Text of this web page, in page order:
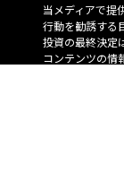
当メディアで提
行動を勧誘する
投資の最終決定
コンテンツの情